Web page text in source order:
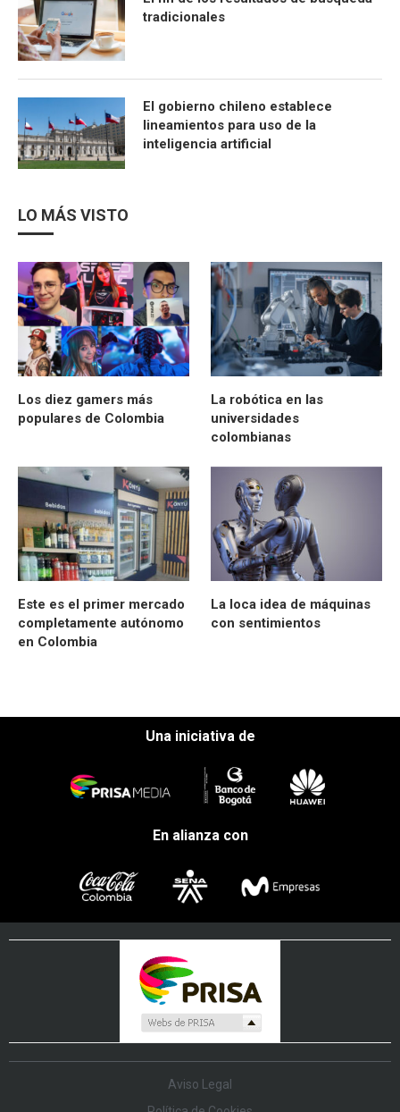
tradicionales
El gobierno chileno establece
lineamientos para uso de la
inteligencia artificial
LO MÁS VISTO
Los diez gamers más
populares de Colombia
La robótica en las
universidades
colombianas
Este es el primer mercado
completamente autónomo
en Colombia
La loca idea de máquinas
con sentimientos
Una iniciativa de
En alianza con
Aviso Legal